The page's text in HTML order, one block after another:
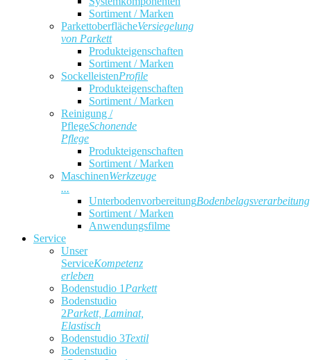
Sortiment / Marken
ParkettoberflächeVersiegelung
von Parkett
Produkteigenschaften
Sortiment / Marken
SockelleistenProfile
Produkteigenschaften
Sortiment / Marken
Reinigung /
PflegeSchonende
Pflege
Produkteigenschaften
Sortiment / Marken
MaschinenWerkzeuge
...
UnterbodenvorbereitungBodenbelagsverarbeitung
Sortiment / Marken
Anwendungsfilme
Service
Unser
ServiceKompetenz
erleben
Bodenstudio 1 Parkett
Bodenstudio
2Parkett, Laminat,
Elastisch
Bodenstudio 3Textil
Bodenstudio